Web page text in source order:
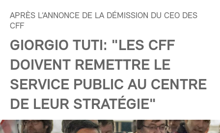
APRÈS L’ANNONCE DE LA DÉMISSION DU CEO DES
CFF
GIORGIO TUTI: "LES CFF
DOIVENT REMETTRE LE
SERVICE PUBLIC AU CENTRE
DE LEUR STRATÉGIE"